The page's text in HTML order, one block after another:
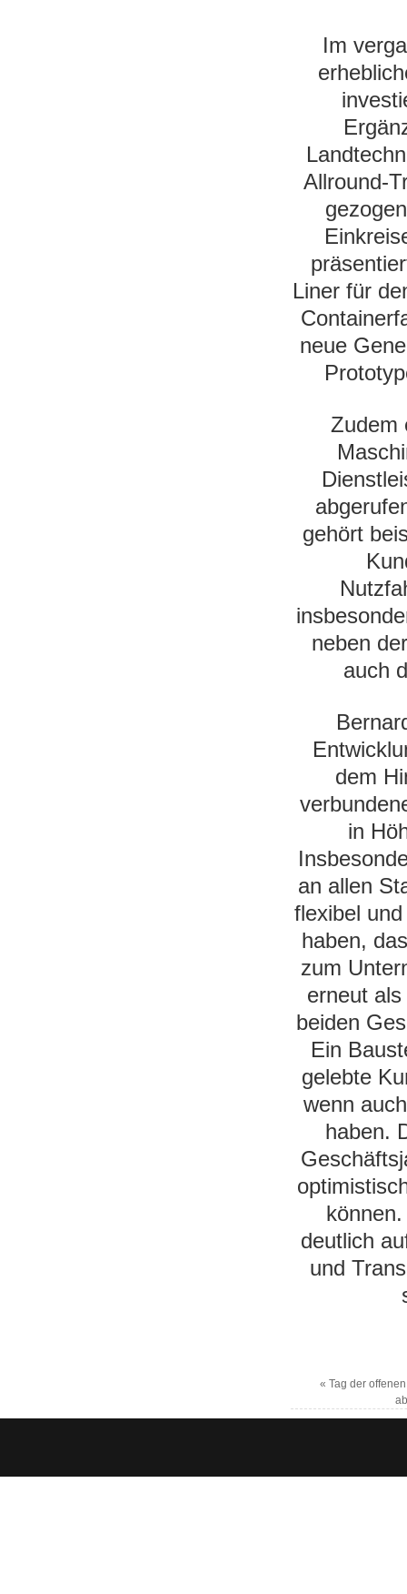
Im
Allround-
Liner für
neue
Zudem
gehört
neben
auch
dem
in
an allen
flexibel
haben,
zum
erneut
beiden
Ein
gelebte
wenn
haben.
deutlich
und
« Tag der